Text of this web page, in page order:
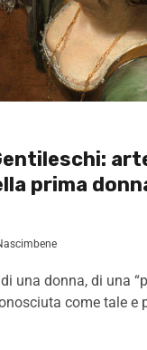
prima
una donna, di una
come tale e